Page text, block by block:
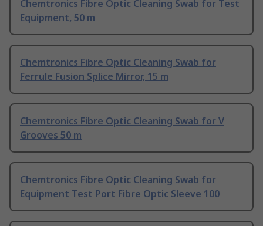
Chemtronics Fibre Optic Cleaning Swab for Test
Equipment, 50 m
Chemtronics Fibre Optic Cleaning Swab for
Ferrule Fusion Splice Mirror, 15 m
Chemtronics Fibre Optic Cleaning Swab for V
Grooves 50 m
Chemtronics Fibre Optic Cleaning Swab for
Equipment Test Port Fibre Optic Sleeve 100